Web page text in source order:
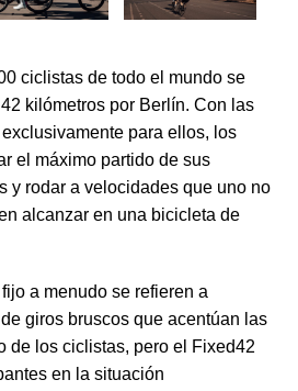
ciclistas de todo el mundo se
kilómetros por Berlín. Con las
para ellos, los
el máximo partido de sus
y rodar a velocidades que uno no
alcanzar en una bicicleta de
a menudo se refieren a
giros bruscos que acentúan las
de los ciclistas, pero el Fixed42
en la situación